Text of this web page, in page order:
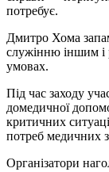
потребує.
Дмитро Хома
служінню іншим і
умовах.
Під час заходу
домедичної
критичних
потреб медичних
Організатори